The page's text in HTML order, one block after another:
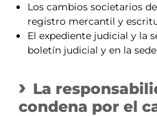
Los cambios societarios
registro mercantil y
El expediente judicial y la
boletín judicial y en la
La
condena por el